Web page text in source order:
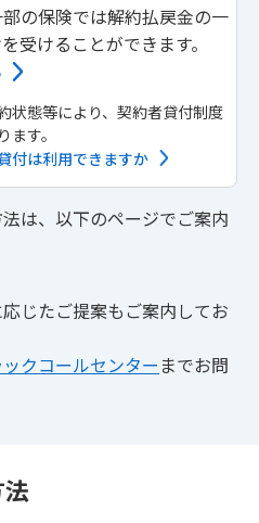
部の保険では解約払戻金の一
受けることができます。
状態等により、契約者貸付制度
す。
付は利用できますか
は、以下のページでご案内
じたご提案もご案内してお
クコールセンター までお問